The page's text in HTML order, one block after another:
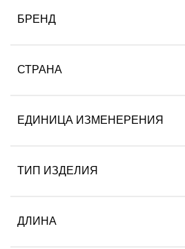
БРЕНД
СТРАНА
ЕДИНИЦА ИЗМЕНЕРЕНИЯ
ТИП ИЗДЕЛИЯ
ДЛИНА